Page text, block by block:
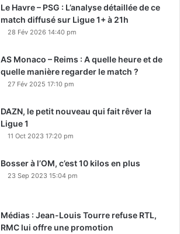
Le Havre – PSG : L’analyse détaillée de ce
match diffusé sur Ligue 1+ à 21h
28 Fév 2026 14:40 pm
AS Monaco – Reims : A quelle heure et de
quelle manière regarder le match ?
27 Fév 2025 17:10 pm
DAZN, le petit nouveau qui fait rêver la
Ligue 1
11 Oct 2023 17:20 pm
Bosser à l’OM, c’est 10 kilos en plus
23 Sep 2023 15:04 pm
Médias : Jean-Louis Tourre refuse RTL,
RMC lui offre une promotion